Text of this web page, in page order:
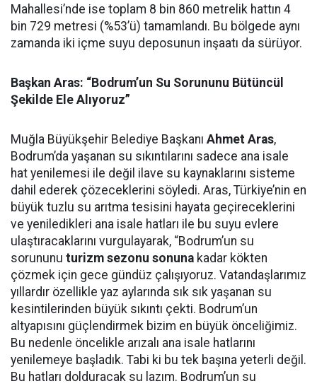
Mahallesi’nde ise toplam 8 bin 860 metrelik hattın 4
bin 729 metresi (%53’ü) tamamlandı. Bu bölgede aynı
zamanda iki içme suyu deposunun inşaatı da sürüyor.
Başkan Aras: “Bodrum’un Su Sorununu Bütüncül
Şekilde Ele Alıyoruz”
Muğla Büyükşehir Belediye Başkanı Ahmet Aras,
Bodrum’da yaşanan su sıkıntılarını sadece ana isale
hat yenilemesi ile değil ilave su kaynaklarını sisteme
dahil ederek çözeceklerini söyledi. Aras, Türkiye’nin en
büyük tuzlu su arıtma tesisini hayata geçireceklerini
ve yeniledikleri ana isale hatları ile bu suyu evlere
ulaştıracaklarını vurgulayarak, “Bodrum’un su
sorununu turizm sezonu sonuna kadar kökten
çözmek için gece gündüz çalışıyoruz. Vatandaşlarımız
yıllardır özellikle yaz aylarında sık sık yaşanan su
kesintilerinden büyük sıkıntı çekti. Bodrum’un
altyapısını güçlendirmek bizim en büyük önceliğimiz.
Bu nedenle öncelikle arızalı ana isale hatlarını
yenilemeye başladık. Tabi ki bu tek başına yeterli değil.
Bu hatları dolduracak su lazım. Bodrum’un su